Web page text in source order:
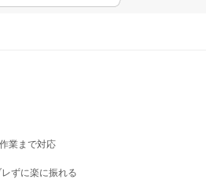
い合わせをお願いいたします。弊社
てお送りしております。
価格）が異なる場合がございます。
作業まで対応
レずに楽に振れる